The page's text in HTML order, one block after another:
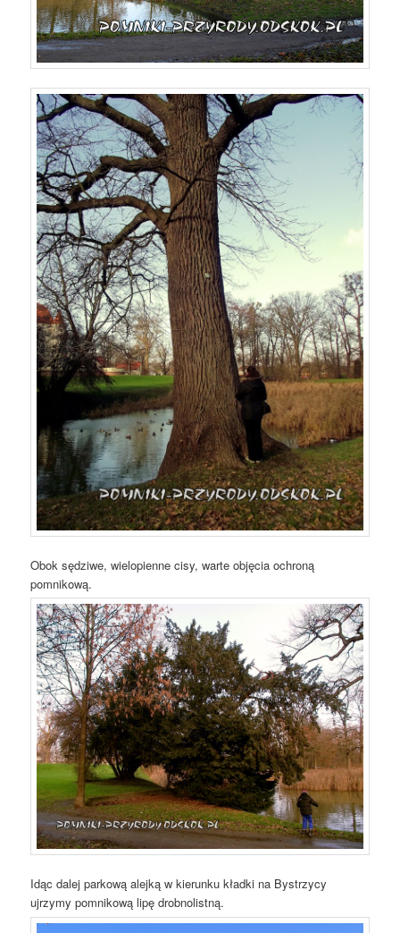
Obok sędziwe, wielopienne cisy, warte objęcia ochroną
pomnikową.
Idąc dalej parkową alejką w kierunku kładki na Bystrzycy
ujrzymy pomnikową lipę drobnolistną.